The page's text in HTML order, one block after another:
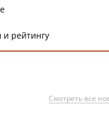
рейтингу
Смотреть все